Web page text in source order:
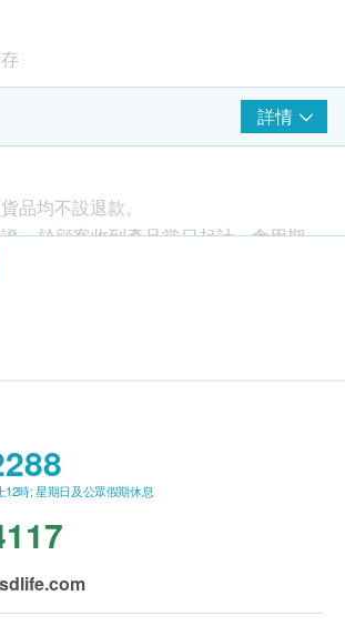
萄糖代謝
，每天服用 1包。將一小袋倒入一杯
拌均勻。
詳情
品均不設退款。
，於顧客收到產品當日起計，食用期
月或以上。
產品總額滿HK$350，即可享本地
務。賬單總額未滿HK$350需附加
訂單後1-3個工作天內安排發貨。
間會因節日而有所影響。當八號烈風
色暴雨警告生效時，送貨服務時間將
時; 星期日及公眾假期休息